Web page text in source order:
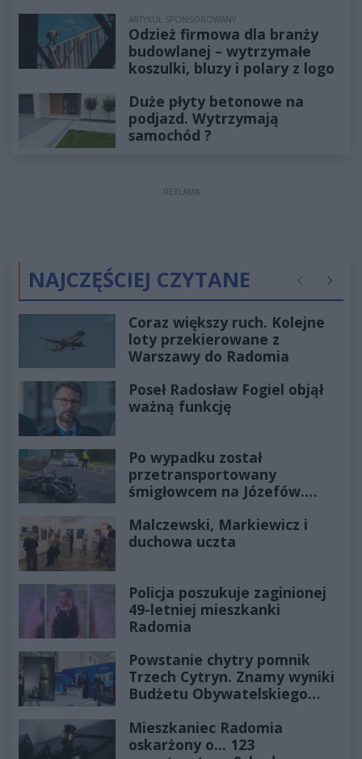
ARTYKUŁ SPONSOROWANY
Odzież firmowa dla branży
budowlanej – wytrzymałe
koszulki, bluzy i polary z logo
Duże płyty betonowe na
podjazd. Wytrzymają
samochód ?
REKLAMA
NAJCZĘŚCIEJ CZYTANE Poprzednie
Coraz większy ruch. Kolejne
loty przekierowane z
Warszawy do Radomia
Poseł Radosław Fogiel objął
ważną funkcję
Po wypadku został
przetransportowany
śmigłowcem na Józefów.
Malczewski, Markiewicz i
duchowa uczta
Policja poszukuje zaginionej
49-letniej mieszkanki
Radomia
Powstanie chytry pomnik
Trzech Cytryn. Znamy wyniki
Budżetu Obywatelskiego
Mieszkaniec Radomia
oskarżony o... 123